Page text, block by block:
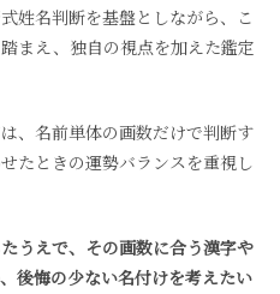
姓名判断を基盤としながら、こ
まえ、独自の視点を加えた鑑定
、名前単体の画数だけで判断す
たときの運勢バランスを重視し
うえで、その画数に合う漢字や
後悔の少ない名付けを考えたい